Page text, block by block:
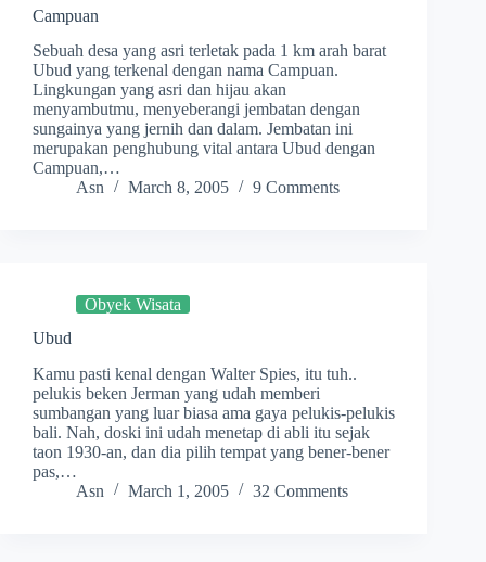
Campuan
Sebuah desa yang asri terletak pada 1 km arah barat
Ubud yang terkenal dengan nama Campuan.
Lingkungan yang asri dan hijau akan
menyambutmu, menyeberangi jembatan dengan
sungainya yang jernih dan dalam. Jembatan ini
merupakan penghubung vital antara Ubud dengan
Campuan,…
Asn
March 8, 2005 9 Comments
Obyek Wisata
Ubud
Kamu pasti kenal dengan Walter Spies, itu tuh..
pelukis beken Jerman yang udah memberi
sumbangan yang luar biasa ama gaya pelukis-pelukis
bali. Nah, doski ini udah menetap di abli itu sejak
taon 1930-an, dan dia pilih tempat yang bener-bener
pas,…
Asn
March 1, 2005 32 Comments